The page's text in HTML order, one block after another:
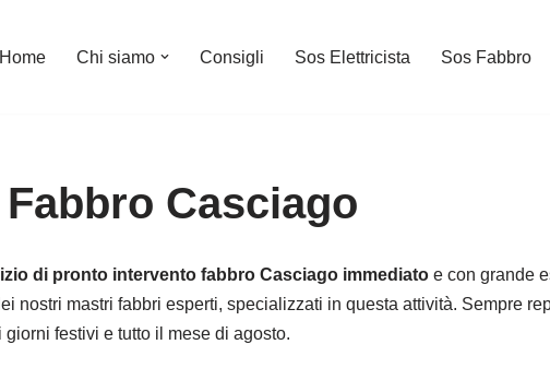
Home Chi siamo Consigli Sos Elettricista Sos Fabbro
Casciago
di pronto intervento fabbro Casciago immediatoe con grande
nostri mastri fabbri esperti, specializzati in questa attività. Sempre
festivi e tutto il mese di agosto.